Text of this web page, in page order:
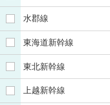
水郡線
東海道新幹線
東北新幹線
上越新幹線